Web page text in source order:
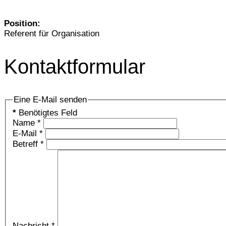
Position:
Referent für Organisation
Kontaktformular
Eine E-Mail senden
*Benötigtes Feld
Name*
E-Mail *
Betreff*